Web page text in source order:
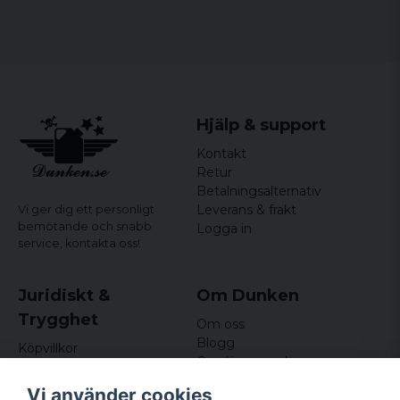
Vi ger dig ett personligt
bemötande och snabb
service, kontakta oss!
Hjälp & support
Kontakt
Retur
Betalningsalternativ
Leverans & frakt
Logga in
Juridiskt &
Trygghet
Köpvillkor
Om cookies
Om Dunken
Om oss
Blogg
Omdömen och
Vi använder cookies